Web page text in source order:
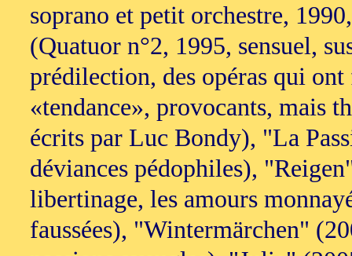
soprano et petit orchestre,
(Quatuor n°2, 1995, sensuel,
prédilection, des opéras qui
«tendance», provocants, mais
écrits par Luc Bondy), "La
déviances pédophiles),
libertinage, les amours
faussées), "Wintermärchen"